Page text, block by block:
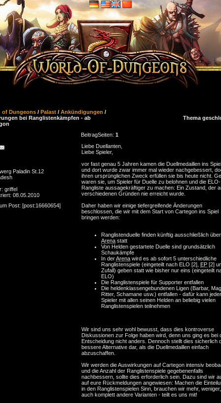
of Dungeons / Palast / Ankündigungen /
bei Ranglistenkämpfen - ab
Thema
BeitragSeiten: 1
Paladin St.12
griffel
08.05.2010
Post: [post:16660654]
Liebe Duellanten,
Liebe Spieler,
vor fast genau 5 Jahren kamen die Duellmedaillen ins
und dort wurde zwar immer mal wieder nachgebessert,
ihren ursprünglichen Zweck erfüllen sie bis heute nicht.
waren sie, um Spieler für Duelle zu belohnen und die ELO-
Rangliste aussagekräftiger zu machen: Ein Zustand, der
verschiedenen Gründen nie erreicht wurde.
Daher haben wir einige tiefergreifende Änderungen
beschlossen, die wir mit dem Start von Cartegon ins Spiel
bringen werden:
Ranglistenduelle finden künftig ausschließlich
Arena statt
Von Helden gestartete Duelle sind grundsätzlich
Schaukämpfe
In derArena wird es ab sofort 5 unterschiedliche
Ranglistenspiele (eingeteilt nach ELO [2], EP [2]
Zufall) geben statt wie bisher nur eins (eingeteilt
ELO)
Die Ranglistenspiele für Supporter entfallen
Die heldenklassengebundenen Ligen (Barbar,
Ritter, Schamane usw.) entfallen - dafür kann jeder
Spieler mit allen seinen Helden an beliebig vielen
Ranglistenspielen teilnehmen
Wir sind uns sehr wohl bewusst, dass dies kontroverse
Diskussionen zur Folge haben wird, denn uns ging es bei
Entscheidung nicht anders. Dennoch stellt dies sicherlich
bessere Alternative dar, als die Duellmedaillen einfach
abzuschaffen.
Wir werden die Auswirkungen auf Cartegon intensiv
und die Anzahl der Ranglistenspiele gegebenenfalls
nachbessern, sollte dies erforderlich sein. Dazu sind wir
auf eure Rückmeldungen angewiesen: Machen die
in den Ranglistenspielen Sinn, brauchen wir mehr,
auch komplett andere Varianten - teilt es uns mit!